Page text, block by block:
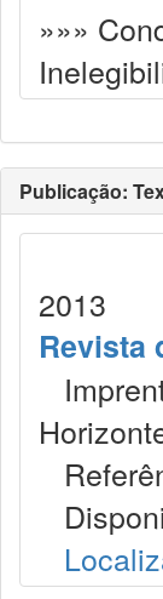
»»»
Publicação:
2013
Revista